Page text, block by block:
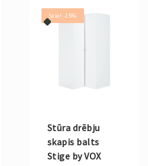
Sale! -15%
Stūra drēbju
skapis balts
Stige by VOX